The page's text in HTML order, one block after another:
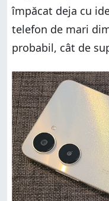
împăcat deja cu
telefon de mari
probabil, cât de